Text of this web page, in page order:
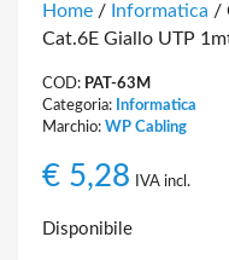
Home / Informatica /
Cat.6E Giallo UTP
COD: PAT-63M
Categoria: Informatica
Marchio: WP Cabling
€ 5,28 IVA incl.
Disponibile